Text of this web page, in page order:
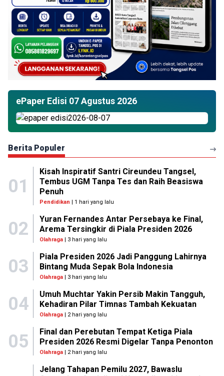
ePaper Edisi 07 Agustus 2026
Berita Populer
01
Kisah Inspiratif Santri Cireundeu Tangsel,
Tembus UGM Tanpa Tes dan Raih Beasiswa
Penuh
Pendidikan | 1 hari yang lalu
02
Yuran Fernandes Antar Persebaya ke Final,
Arema Tersingkir di Piala Presiden 2026
Olahraga| 3 hari yang lalu
03
Piala Presiden 2026 Jadi Panggung Lahirnya
Bintang Muda Sepak Bola Indonesia
Olahraga| 3 hari yang lalu
04
Umuh Muchtar Yakin Persib Makin Tangguh,
Kehadiran Pilar Timnas Tambah Kekuatan
Olahraga| 2 hari yang lalu
05
Final dan Perebutan Tempat Ketiga Piala
Presiden 2026 Resmi Digelar Tanpa Penonton
Olahraga| 2 hari yang lalu
Jelang Tahapan Pemilu 2027, Bawaslu